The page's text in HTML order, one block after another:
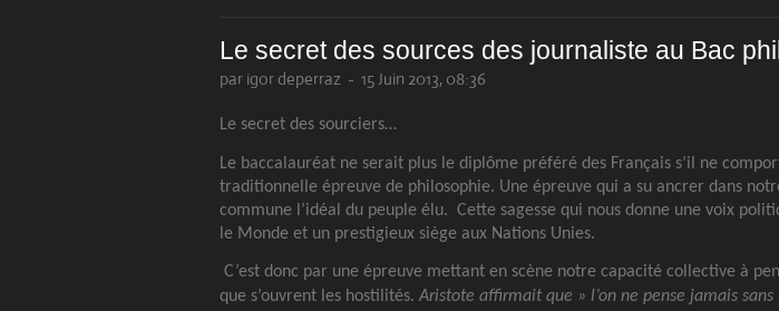
Le secret des sources des journaliste au Bac
par igor deperraz - 15 Juin 2013, 08:36
Le secret des sourciers…
Le baccalauréat ne serait plus le diplôme préféré des Français s’il ne
traditionnelle épreuve de philosophie. Une épreuve qui a su ancrer dans
commune l’idéal du peuple élu. Cette sagesse qui nous donne une voix
le Monde et un prestigieux siège aux Nations Unies.
C’est donc par une épreuve mettant en scène notre capacité collective à
que s’ouvrent les hostilités. Aristote affirmait que » l’on ne pense jamais sans